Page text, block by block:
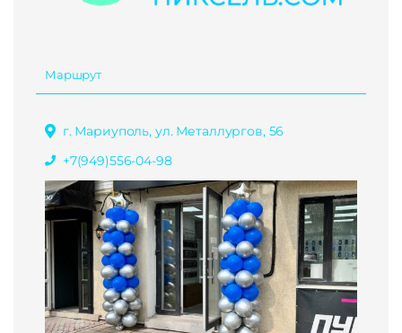
Маршрут
г. Мариуполь, ул. Металлургов, 56
+7(949)556-04-98